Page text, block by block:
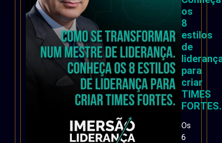
os
8
estilos
de
para
criar
TIMES
FORTES.
Os
6